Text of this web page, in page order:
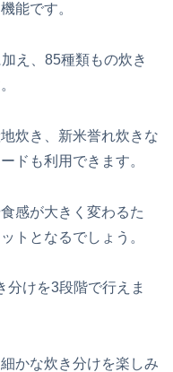
能です。
え、85種類もの炊き
炊き、新米誉れ炊きな
ドも利用できます。
感が大きく変わるた
トとなるでしょう。
分けを3段階で行えま
かな炊き分けを楽しみ